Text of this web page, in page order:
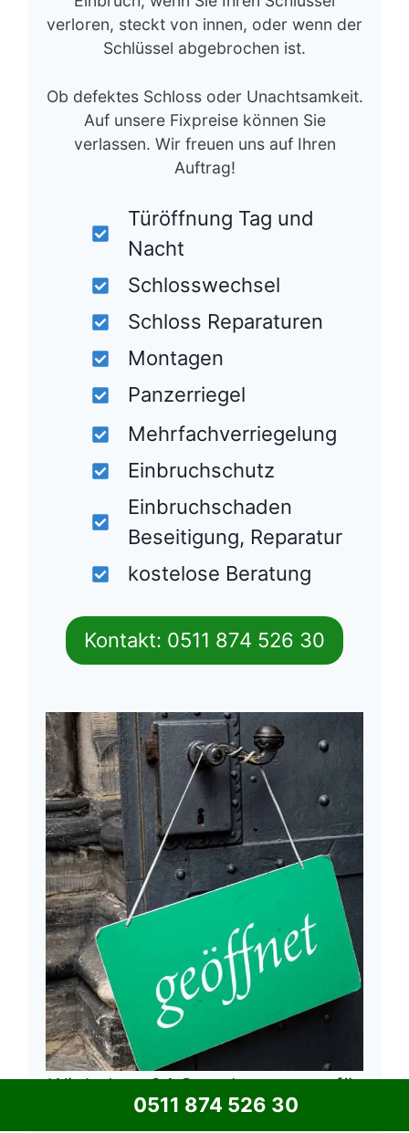
verloren, steckt von innen, oder wenn der
Schlüssel abgebrochen ist.
Ob defektes Schloss oder Unachtsamkeit.
Auf unsere Fixpreise können Sie
verlassen. Wir freuen uns auf Ihren
Auftrag!
Türöffnung Tag und
Nacht
Schlosswechsel
Schloss Reparaturen
Montagen
Panzerriegel
Mehrfachverriegelung
Einbruchschutz
Einbruchschaden
Beseitigung, Reparatur
kostelose Beratung
Kontakt: 0511 874 526 30
Wir haben 24 Stunden am tag für
Sie geöffnet.
0511 874 526 30